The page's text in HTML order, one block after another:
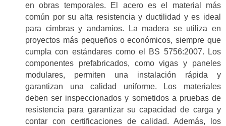
en obras temporales. El acero es el material más
común por su alta resistencia y ductilidad y es ideal
para cimbras y andamios. La madera se utiliza en
proyectos más pequeños o económicos, siempre que
cumpla con estándares como el BS 5756:2007. Los
componentes prefabricados, como vigas y paneles
modulares, permiten una instalación rápida y
garantizan una calidad uniforme. Los materiales
deben ser inspeccionados y sometidos a pruebas de
resistencia para garantizar su capacidad de carga y
contar con certificaciones de calidad. Además, los